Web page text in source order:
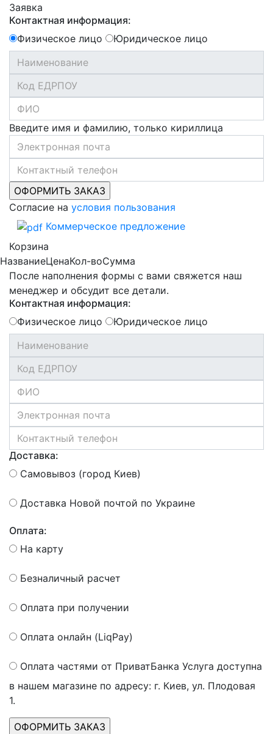
Заявка
Контактная информация:
Физическое лицо
Юридическое лицо
Введите имя и фамилию, только кириллица
Согласие на условия пользования
Коммерческое предложение
Корзина
НазваниеЦенаКол-воСумма
После наполнения формы с вами свяжется наш
менеджер и обсудит все детали.
Контактная информация:
Физическое лицо
Юридическое лицо
Доставка:
Самовывоз (город Киев)
Доставка Новой почтой по Украине
Оплата:
На карту
Безналичный расчет
Оплата при получении
Оплата онлайн (LiqPay)
Оплата частями от ПриватБанка Услуга доступна
в нашем магазине по адресу: г. Киев, ул. Плодовая
1.